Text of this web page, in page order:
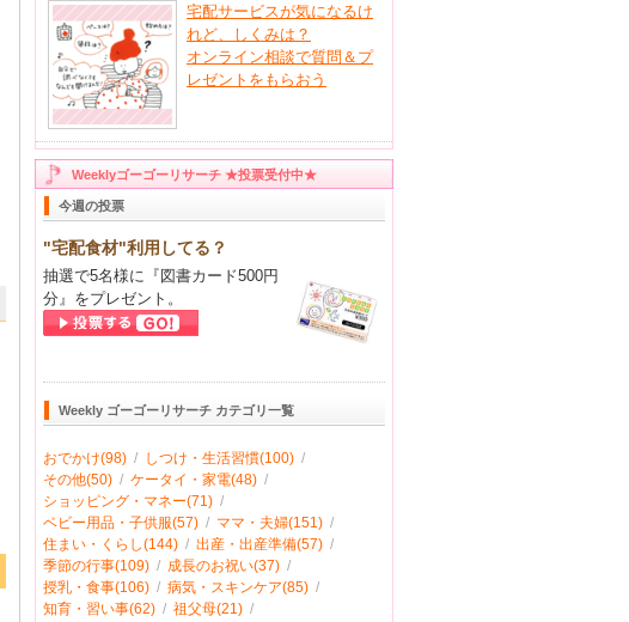
宅配サービスが気になるけ
れど、しくみは？
オンライン相談で質問＆プ
レゼントをもらおう
Weeklyゴーゴーリサーチ ★投票受付中★
今週の投票
"宅配食材"利用してる？
抽選で5名様に『図書カード500円
分』をプレゼント。
Weekly ゴーゴーリサーチ カテゴリ一覧
おでかけ(98)/ しつけ・生活習慣(100)/
その他(50)/ ケータイ・家電(48)/
ショッピング・マネー(71)/
ベビー用品・子供服(57)/ ママ・夫婦(151)/
住まい・くらし(144)/ 出産・出産準備(57)/
季節の行事(109)/ 成長のお祝い(37)/
授乳・食事(106)/ 病気・スキンケア(85)/
知育・習い事(62)/ 祖父母(21)/